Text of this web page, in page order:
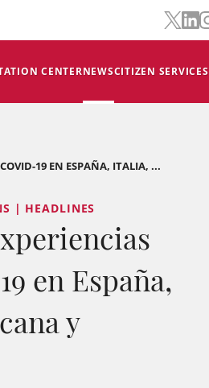
CENTERNEWSCITIZEN SERVICES
19 EN ESPAÑA, ITALIA, ...
| HEADLINES
en España,
y